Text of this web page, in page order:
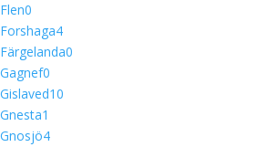
Flen0
Forshaga4
Färgelanda0
Gagnef0
Gislaved10
Gnesta1
Gnosjö4